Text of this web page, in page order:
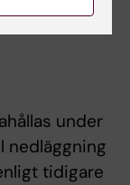
under
nedläggning
tidigare